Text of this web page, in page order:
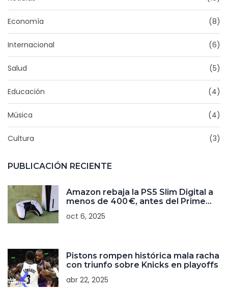
Economía (8)
Internacional (6)
Salud (5)
Educación (4)
Música (4)
Cultura (3)
PUBLICACIÓN RECIENTE
Amazon rebaja la PS5 Slim Digital a
menos de 400 €, antes del Prime
oct 6, 2025
Pistons rompen histórica mala racha
con triunfo sobre Knicks en playoffs
abr 22, 2025